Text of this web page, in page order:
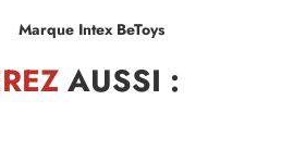
Marque Intex BeToys
AUSSI :